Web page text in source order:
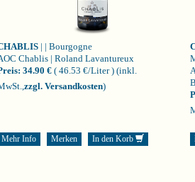
| | Bourgogne
Chablis | Roland Lavantureux
34.90 € ( 46.53 €/Liter ) (inkl.
zzgl. Versandkosten)
Mehr Info Merken In den Korb